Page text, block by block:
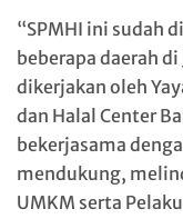
“SPMHI ini sudah
beberapa daerah
dikerjakan oleh
dan Halal Center
bekerjasama
mendukung,
UMKM serta